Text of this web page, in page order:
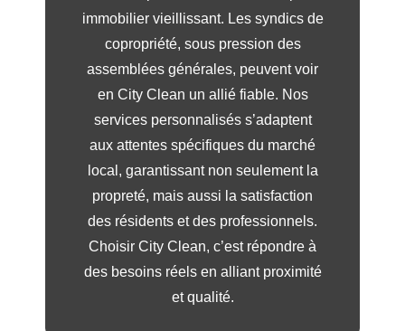
immobilier vieillissant. Les syndics de
copropriété, sous pression des
assemblées générales, peuvent voir
en City Clean un allié fiable. Nos
services personnalisés s’adaptent
aux attentes spécifiques du marché
local, garantissant non seulement la
propreté, mais aussi la satisfaction
des résidents et des professionnels.
Choisir City Clean, c’est répondre à
des besoins réels en alliant proximité
et qualité.